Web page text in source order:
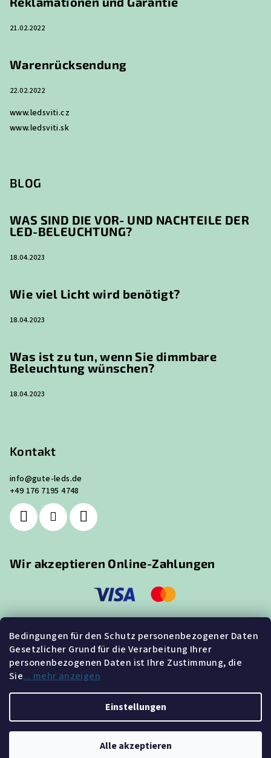
Bedingungen für den Schutz personenbezogener Daten
Gesetzlicher Grund für die Verarbeitung Ihrer
personenbezogenen Daten ist Ihre Zustimmung, die
Sie... mehr anzeigen
Einstellungen
Alle akzeptieren
21.02.2022
Warenrücksendung
22.02.2022
www.ledsviti.cz
www.ledsviti.sk
BLOG
WAS SIND DIE VOR- UND NACHTEILE DER
LED-BELEUCHTUNG?
18.04.2023
Wie viel Licht wird benötigt?
18.04.2023
Was ist zu tun, wenn Sie dimmbare
Beleuchtung wünschen?
18.04.2023
Kontakt
info@gute-leds.de
+49 176 7195 4748
Wir akzeptieren Online-Zahlungen
Suche
Suchen